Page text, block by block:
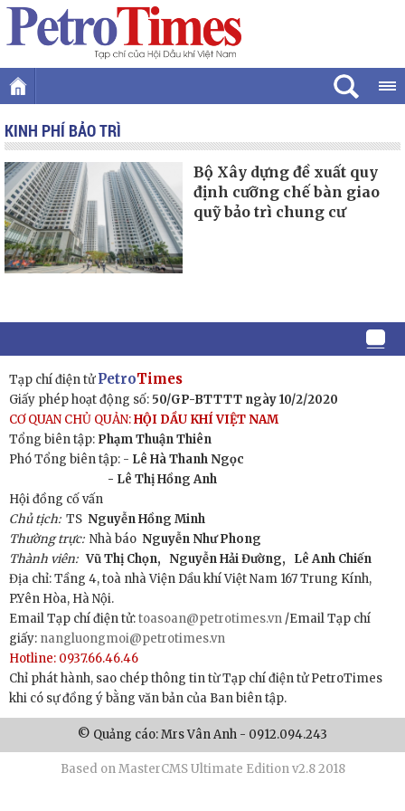
KINH PHÍ BẢO TRÌ
Bộ Xây dựng đề xuất quy
định cưỡng chế bàn giao
quỹ bảo trì chung cư
Tạp chí điện tửPetroTimes
Giấy phép hoạt động số: 50/GP-BTTTT ngày 10/2/2020
CƠ QUAN CHỦ QUẢN:HỘI DẦU KHÍ VIỆT NAM
Tổng biên tập: Phạm Thuận Thiên
Phó Tổng biên tập: - Lê Hà Thanh Ngọc
- Lê Thị Hồng Anh
Hội đồng cố vấn
Chủ tịch:TS Nguyễn Hồng Minh
Thường trực: Nhà báo Nguyễn Như Phong
Thành viên: Vũ Thị Chọn, Nguyễn Hải Đường,
Lê Anh Chiến
Địa chỉ: Tầng 4, toà nhà Viện Dầu khí Việt Nam 167 Trung Kính,
P.Yên Hòa, Hà Nội.
Email Tạp chí điện tử:toasoan@petrotimes.vn /Email Tạp chí
giấy: nangluongmoi@petrotimes.vn
Hotline: 0937.66.46.46
Chỉ phát hành, sao chép thông tin từ Tạp chí điện tử PetroTimes
khi có sự đồng ý bằng văn bản của Ban biên tập.
© Quảng cáo: Mrs Vân Anh - 0912.094.243
Based on MasterCMS Ultimate Edition v2.8 2018